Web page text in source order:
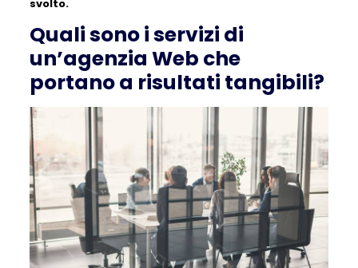
svolto.
Quali sono i servizi di
un’agenzia Web che
portano a risultati tangibili?